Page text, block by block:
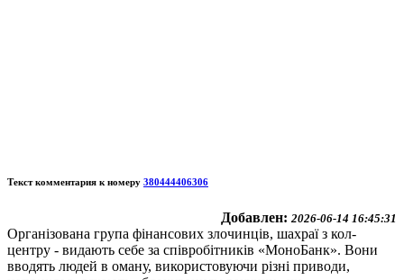
Текст комментария к номеру 380444406306
Добавлен: 2026-06-14 16:45:31
Організована група фінансових злочинців, шахраї з кол-
центру - видають себе за співробітників «МоноБанк». Вони
вводять людей в оману, використовуючи різні приводи,